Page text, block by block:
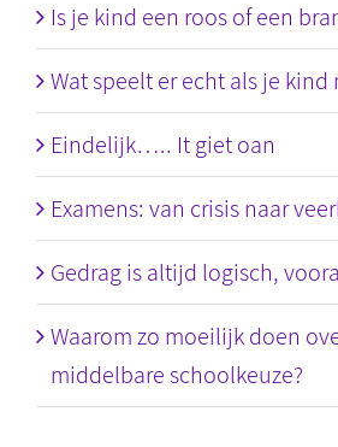
Is je kind een roos of een
Wat speelt er echt als je
Eindelijk….. It giet oan
Examens: van crisis naar
Gedrag is altijd logisch,
Waarom zo moeilijk doen
middelbare schoolkeuze?